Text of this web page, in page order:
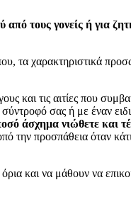
τους γονείς ή για
τα χαρακτηριστικά
και τις αιτίες που
σας ή με έναν
άσχημα νιώθετε και
την προσπάθεια όταν
και να μάθουν να